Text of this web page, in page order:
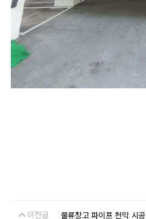
이전글 물류창고 파이프 천막 시공